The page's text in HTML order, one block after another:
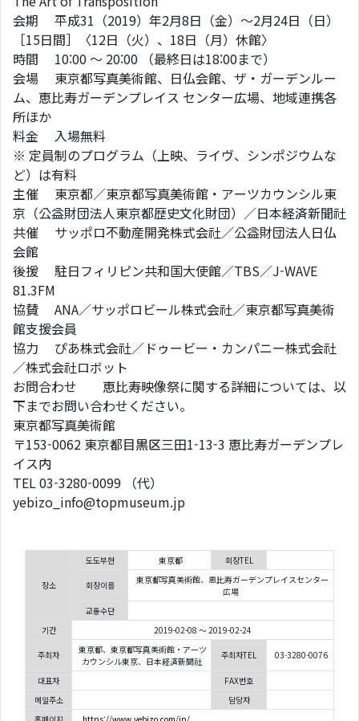
会期 平成31（2019）年2月8日（金）～2月24日（日）
［15日間］〈12日（火）、18日（月）休館〉
時間 10:00 〜 20:00 （最終日は18:00まで）
会場 東京都写真美術館、日仏会館、ザ・ガーデンルー
ム、恵比寿ガーデンプレイス センター広場、地域連携各
所ほか
料金 入場無料
※ 定員制のプログラム（上映、ライヴ、シンポジウムな
ど）は有料
主催 東京都／東京都写真美術館・アーツカウンシル東
京（公益財団法人東京都歴史文化財団）／日本経済新聞社
共催 サッポロ不動産開発株式会社／公益財団法人日仏
会館
後援 駐日フィリピン共和国大使館／TBS／J-WAVE
81.3FM
協賛 ANA／サッポロビール株式会社／東京都写真美術
館支援会員
協力 ぴあ株式会社／ドゥービー・カンパニー株式会社
／株式会社ロボット
お問合わせ 恵比寿映像祭に関する詳細については、以
下までお問い合わせください。
東京都写真美術館
〒153-0062 東京都目黒区三田1-13-3 恵比寿ガーデンプレ
イス内
TEL 03-3280-0099 （代）
yebizo_info@topmuseum.jp
장소
도도부현 東京都 회장TEL
회장이름
東京都写真美術館、恵比寿ガーデンプレイスセンター
広場
교통수단
기간
2019-02-08 ～ 2019-02-24
주최자
東京都、東京都写真美術館・アーツ
カウンシル東京、日本経済新聞社
주최자TEL 03-3280-0076
대표자
FAX번호
메일주소
담당자